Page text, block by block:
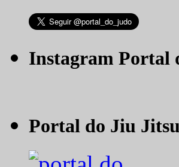
Instagram Portal
Portal do Jiu Jitsu